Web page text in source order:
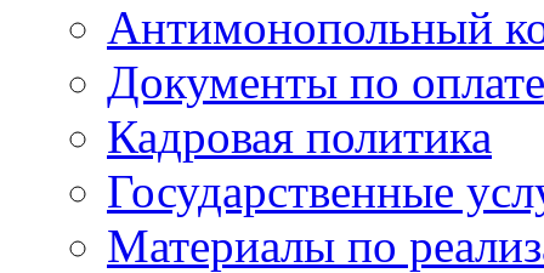
Антимонопольный
Документы по
Кадровая политика
Государственные
Материалы по